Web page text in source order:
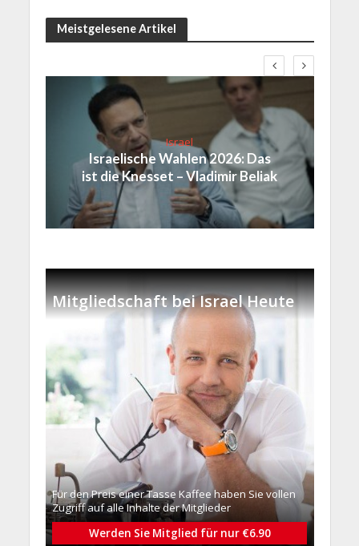
Meistgelesene Artikel
Israel
Israelische Wahlen 2026: Das
ist die Knesset – Vladimir Beliak
Mitgliedschaft bei Israel Heute
Für den Preis einer Tasse Kaffee haben Sie vollen
Zugriff auf alle Inhalte der Mitglieder
Werden Sie Mitglied für nur €6.90